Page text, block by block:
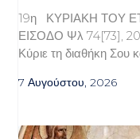
19η ΚΥΡΙΑΚΗ ΤΟΥ
ΕΙΣΟΔΟ Ψλ
Κύριε τη διαθήκη Σου
7 Αυγούστου, 2026